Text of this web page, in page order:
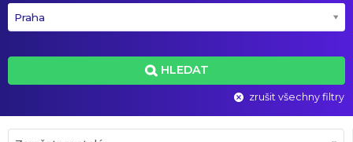
Praha
HLEDAT
zrušit všechny filtry